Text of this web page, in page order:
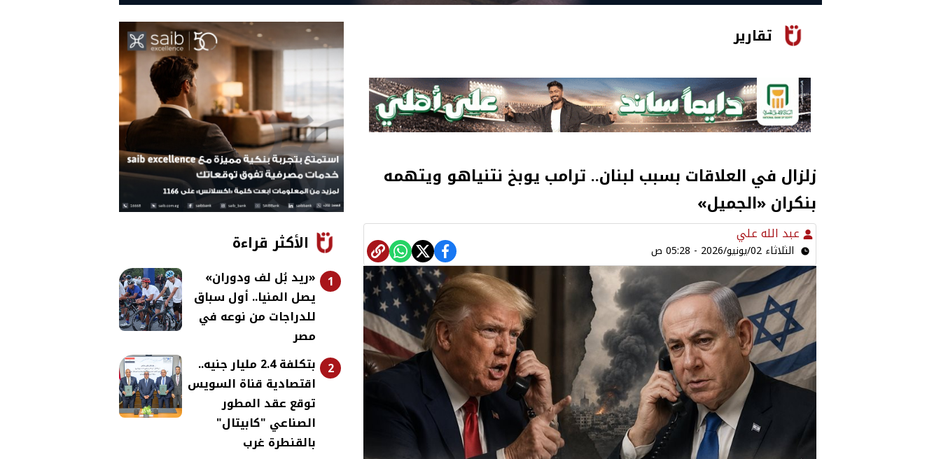
تقارير
زلزال في العلاقات بسبب لبنان.. ترامب يوبخ نتنياهو ويتهمه
بنكران «الجميل»
عبد الله علي
الثلاثاء 02/يونيو/2026 - 05:28 ص الأكثر قراءة
1
«ريد بُل لف ودوران»
يصل المنيا.. أول سباق
للدراجات من نوعه في
مصر
2
بتكلفة 2.4 مليار جنيه..
اقتصادية قناة السويس
توقع عقد المطور
الصناعي "كابيتال"
بالقنطرة غرب